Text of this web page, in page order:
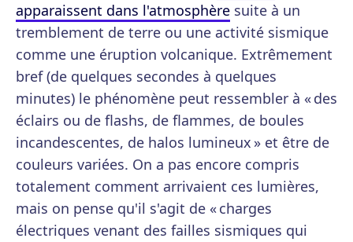
apparaissent dans l'atmosphère suite à un
tremblement de terre ou une activité sismique
comme une éruption volcanique. Extrêmement
bref (de quelques secondes à quelques
minutes) le phénomène peut ressembler à « des
éclairs ou de flashs, de flammes, de boules
incandescentes, de halos lumineux » et être de
couleurs variées. On a pas encore compris
totalement comment arrivaient ces lumières,
mais on pense qu'il s'agit de « charges
électriques venant des failles sismiques qui